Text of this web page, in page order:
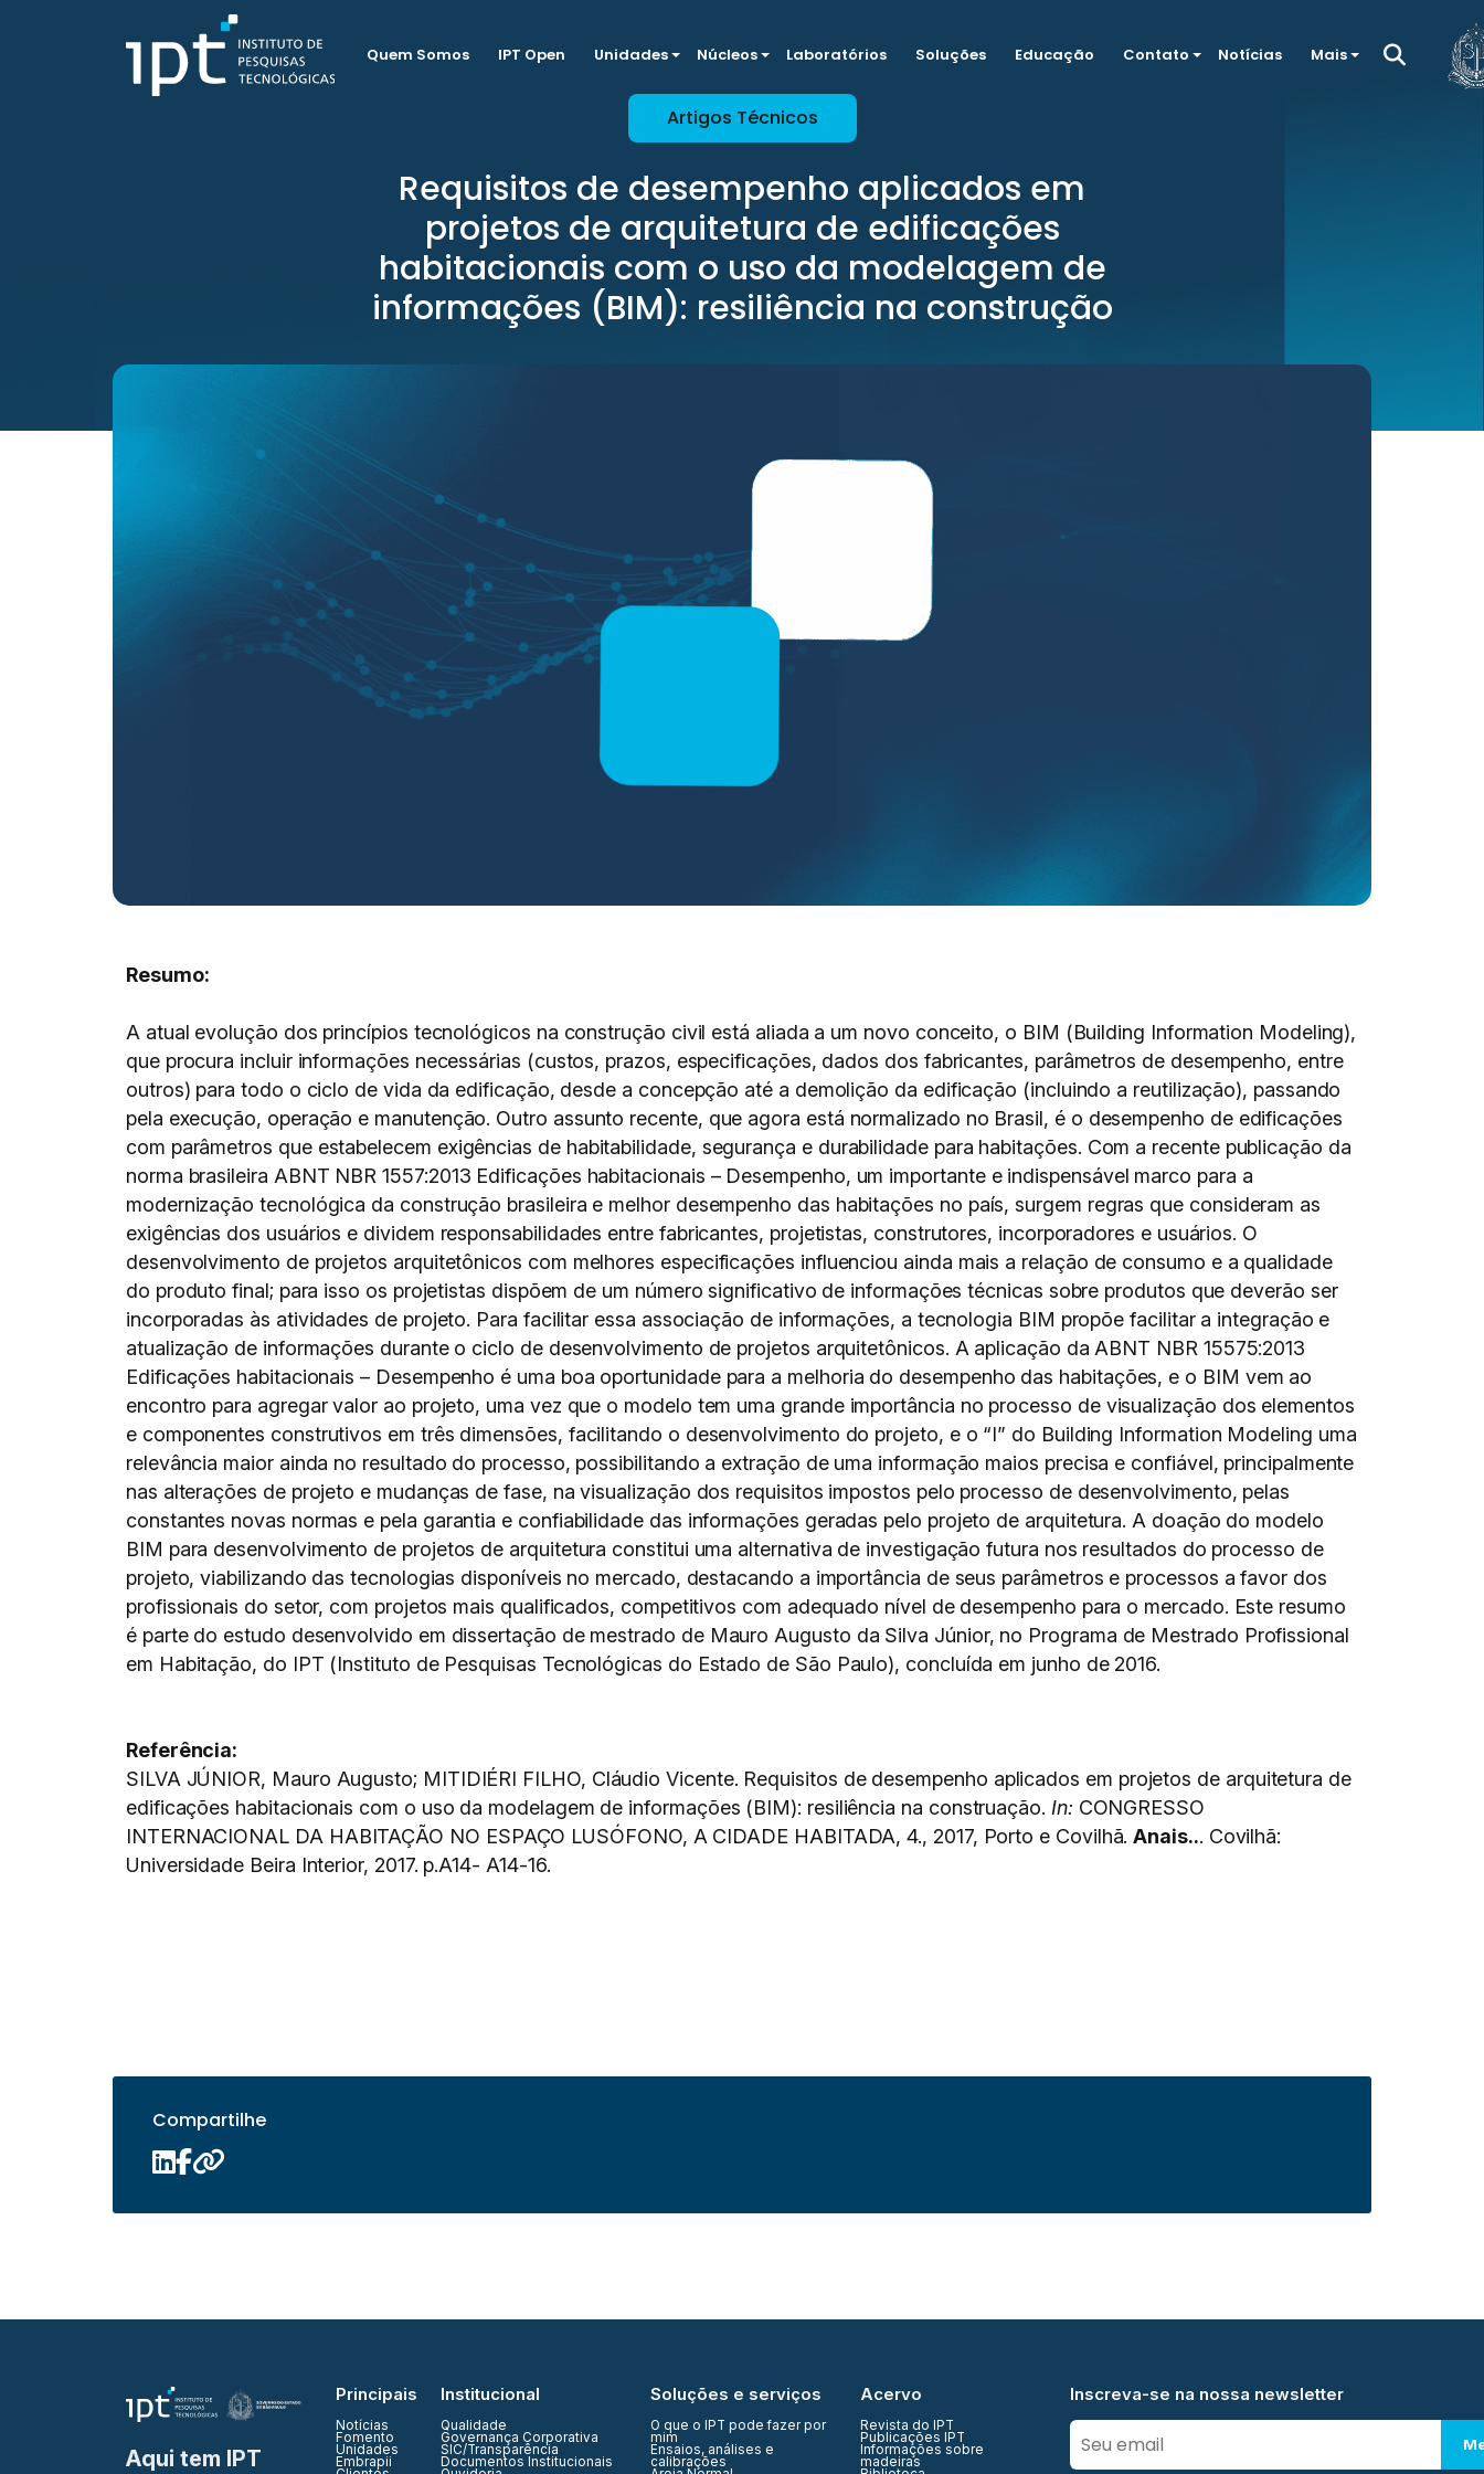
Quem Somos IPT Open Unidades Núcleos Laboratórios Soluções Educação Contato Notícias Mais
Artigos Técnicos
Requisitos de desempenho aplicados em
projetos de arquitetura de edificações
habitacionais com o uso da modelagem de
informações (BIM): resiliência na construção
Resumo:
A atual evolução dos princípios tecnológicos na construção civil está aliada a um novo conceito, o BIM (Building Information Modeling),
que procura incluir informações necessárias (custos, prazos, especificações, dados dos fabricantes, parâmetros de desempenho, entre
outros) para todo o ciclo de vida da edificação, desde a concepção até a demolição da edificação (incluindo a reutilização), passando
pela execução, operação e manutenção. Outro assunto recente, que agora está normalizado no Brasil, é o desempenho de edificações
com parâmetros que estabelecem exigências de habitabilidade, segurança e durabilidade para habitações. Com a recente publicação da
norma brasileira ABNT NBR 1557:2013 Edificações habitacionais – Desempenho, um importante e indispensável marco para a
modernização tecnológica da construção brasileira e melhor desempenho das habitações no país, surgem regras que consideram as
exigências dos usuários e dividem responsabilidades entre fabricantes, projetistas, construtores, incorporadores e usuários. O
desenvolvimento de projetos arquitetônicos com melhores especificações influenciou ainda mais a relação de consumo e a qualidade
do produto final; para isso os projetistas dispõem de um número significativo de informações técnicas sobre produtos que deverão ser
incorporadas às atividades de projeto. Para facilitar essa associação de informações, a tecnologia BIM propõe facilitar a integração e
atualização de informações durante o ciclo de desenvolvimento de projetos arquitetônicos. A aplicação da ABNT NBR 15575:2013
Edificações habitacionais – Desempenho é uma boa oportunidade para a melhoria do desempenho das habitações, e o BIM vem ao
encontro para agregar valor ao projeto, uma vez que o modelo tem uma grande importância no processo de visualização dos elementos
e componentes construtivos em três dimensões, facilitando o desenvolvimento do projeto, e o “I” do Building Information Modeling uma
relevância maior ainda no resultado do processo, possibilitando a extração de uma informação maios precisa e confiável, principalmente
nas alterações de projeto e mudanças de fase, na visualização dos requisitos impostos pelo processo de desenvolvimento, pelas
constantes novas normas e pela garantia e confiabilidade das informações geradas pelo projeto de arquitetura. A doação do modelo
BIM para desenvolvimento de projetos de arquitetura constitui uma alternativa de investigação futura nos resultados do processo de
projeto, viabilizando das tecnologias disponíveis no mercado, destacando a importância de seus parâmetros e processos a favor dos
profissionais do setor, com projetos mais qualificados, competitivos com adequado nível de desempenho para o mercado. Este resumo
é parte do estudo desenvolvido em dissertação de mestrado de Mauro Augusto da Silva Júnior, no Programa de Mestrado Profissional
em Habitação, do IPT (Instituto de Pesquisas Tecnológicas do Estado de São Paulo), concluída em junho de 2016.
Referência:
SILVA JÚNIOR, Mauro Augusto; MITIDIÉRI FILHO, Cláudio Vicente. Requisitos de desempenho aplicados em projetos de arquitetura de
edificações habitacionais com o uso da modelagem de informações (BIM): resiliência na construação. In: CONGRESSO
INTERNACIONAL DA HABITAÇÃO NO ESPAÇO LUSÓFONO, A CIDADE HABITADA, 4., 2017, Porto e Covilhã.Anais... Covilhã:
Universidade Beira Interior, 2017. p.A14- A14-16.
Compartilhe
Aqui tem IPT
Principais
Notícias
Fomento
Unidades
Embrapii
Institucional
Qualidade
Governança Corporativa
SIC/Transparência
Documentos Institucionais
Soluções e serviços
O que o IPT pode fazer por
mim
Ensaios, análises e
calibrações
Acervo
Revista do IPT
Publicações IPT
Informações sobre
madeiras
Inscreva-se na nossa newsletter